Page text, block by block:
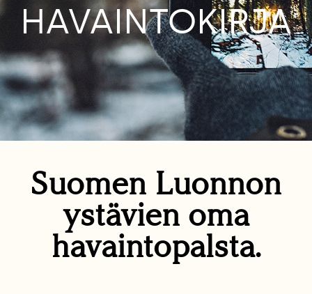
HAVAINTOKIRJA
Suomen Luonnon
ystävien oma
havaintopalsta.